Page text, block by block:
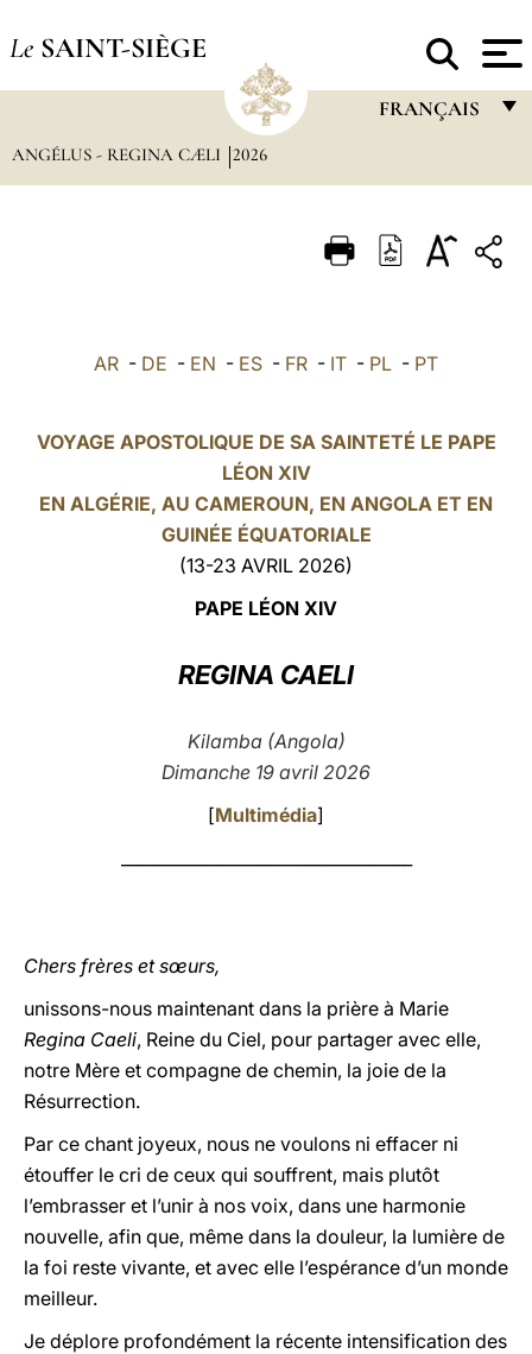
Le SAINT-SIÈGE
FRANÇAIS
ITALIANO
POLSKI
ANGÉLUS - REGINA CÆLI 2026
AR - DE - EN - ES - FR - IT - PL - PT
VOYAGE APOSTOLIQUE DE SA SAINTETÉ LE PAPE
LÉON XIV
EN ALGÉRIE, AU CAMEROUN, EN ANGOLA ET EN
GUINÉE ÉQUATORIALE
(13-23 AVRIL 2026)
PAPE LÉON XIV
REGINA CAELI
Kilamba (Angola)
Dimanche 19 avril 2026
[Multimédia]
Chers frères et sœurs,
unissons-nous maintenant dans la prière à Marie
Regina Caeli, Reine du Ciel, pour partager avec elle,
notre Mère et compagne de chemin, la joie de la
Résurrection.
Par ce chant joyeux, nous ne voulons ni effacer ni
étouffer le cri de ceux qui souffrent, mais plutôt
l’embrasser et l’unir à nos voix, dans une harmonie
nouvelle, afin que, même dans la douleur, la lumière de
la foi reste vivante, et avec elle l’espérance d’un monde
meilleur.
Je déplore profondément la récente intensification des